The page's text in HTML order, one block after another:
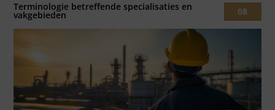
Terminologie betreffende specialisaties en
vakgebieden 08